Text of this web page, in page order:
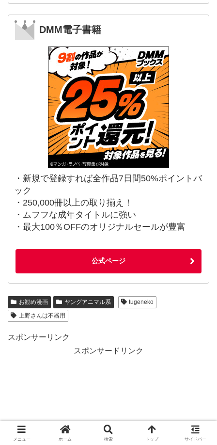
DMM電子書籍
・新規で登録すれば全作品7日間50%ポイントバ
ック
・250,000冊以上の取り揃え！
・ムフフな成年タイトルに強い
・最大100％OFFのオリジナルセールが豊富
公式ページ
お勧め漫画 ヤングアニマル系
tugeneko
上野さんは不器用
スポンサーリンク
スポンサードリンク
メニュー ホーム 検索 トップ サイドバー